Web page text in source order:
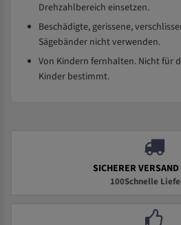
Drehzahlbereich einsetzen.
Beschädigte, gerissene,
Sägebänder nicht verwenden.
Von Kindern fernhalten. Nicht für
Kinder bestimmt.
SICHERER
100Schnelle